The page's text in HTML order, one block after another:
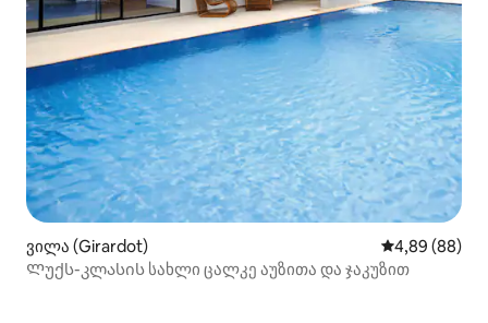
ვილა (Girardot) საშუალო
4,89 (88)
Ლუქს-კლასის სახლი ცალკე აუზითა და ჯაკუზით